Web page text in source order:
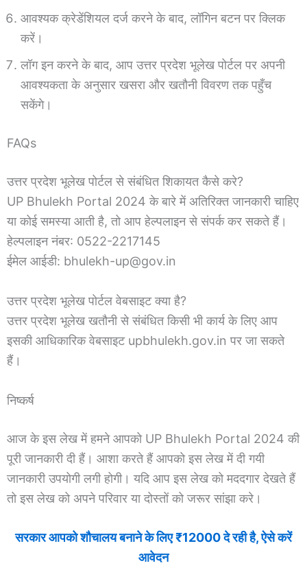
आवश्यक क्रेडेंशियल दर्ज करने के बाद, लॉगिन बटन पर क्लिक
करें।
लॉग इन करने के बाद, आप उत्तर प्रदेश भूलेख पोर्टल पर अपनी
आवश्यकता के अनुसार खसरा और खतौनी विवरण तक पहुँच
सकेंगे।
FAQs
उत्तर प्रदेश भूलेख पोर्टल से संबंधित शिकायत कैसे करे?
UP Bhulekh Portal 2024 के बारे में अतिरिक्त जानकारी चाहिए
या कोई समस्या आती है, तो आप हेल्पलाइन से संपर्क कर सकते हैं।
हेल्पलाइन नंबर: 0522-2217145
ईमेल आईडी: bhulekh-up@gov.in
उत्तर प्रदेश भूलेख पोर्टल वेबसाइट क्या है?
उत्तर प्रदेश भूलेख खतौनी से संबंधित किसी भी कार्य के लिए आप
इसकी आधिकारिक वेबसाइट upbhulekh.gov.in पर जा सकते
हैं।
निष्कर्ष
आज के इस लेख में हमने आपको UP Bhulekh Portal 2024 की
पूरी जानकारी दी हैं। आशा करते हैं आपको इस लेख में दी गयी
जानकारी उपयोगी लगी होगी। यदि आप इस लेख को मददगार देखते हैं
तो इस लेख को अपने परिवार या दोस्तों को जरूर सांझा करे।
सरकार आपको शौचालय बनाने के लिए ₹12000 दे रही है, ऐसे करें
आवेदन